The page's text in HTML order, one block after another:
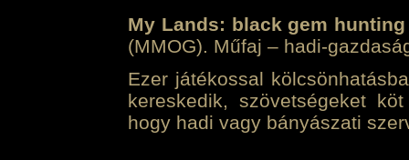
My Lands: black gem hunting
(MMOG). Műfaj – hadi-
Ezer játékossal
kereskedik, szövetségeket
hogy hadi vagy bányászati